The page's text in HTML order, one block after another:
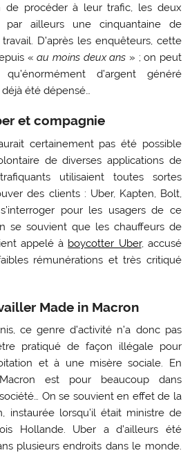
de procéder à leur trafic, les deux
par ailleurs une cinquantaine de
D’après les enquêteurs, cette
«au moins deux ans » ; on peut
d’argent généré
été dépensé…
et compagnie
certainement pas été possible
de diverses applications de
utilisaient toutes sortes
des clients : Uber, Kapten, Bolt,
pour les usagers de ce
se souvient que les chauffeurs de
appelé à boycotter Uber, accusé
rémunérations et très critiqué
Made in Macron
ce genre d’activité n’a donc pas
pratiqué de façon illégale pour
et à une misère sociale. En
est pour beaucoup dans
On se souvient en effet de la
instaurée lorsqu’il était ministre de
Hollande. Uber a d’ailleurs été
plusieurs endroits dans le monde.